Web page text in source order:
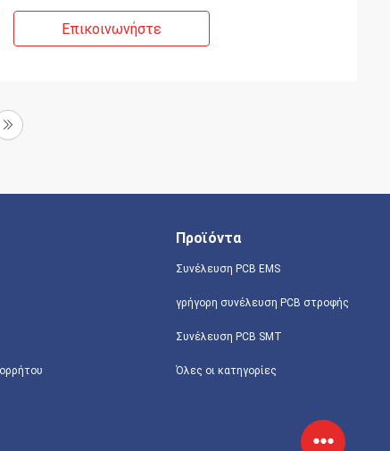
Επικοινωνήστε
Προϊόντα
Συνέλευση PCB EMS
γρήγορη συνέλευση PCB στροφής
Συνέλευση PCB SMT
Όλες οι κατηγορίες